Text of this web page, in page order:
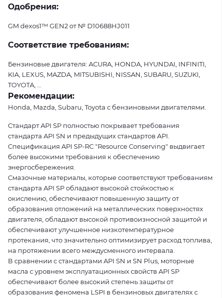
Одобрения:
GM dexos1™ GEN2 от № D10688HJ011
Соответствие требованиям:
Бензиновые двигателя: ACURA, HONDA, HYUNDAI, INFINITI,
KIA, LEXUS, MAZDA, MITSUBISHI, NISSAN, SUBARU, SUZUKI,
TOYOTA, …
Рекомендации:
Honda, Mazda, Subaru, Toyota с бензиновыми двигателями.
Стандарт API SP полностью покрывает требования
стандарта API SN и предыдущих стандартов API.
Спецификация API SP-RC "Resource Conserving" выдвигает
более высокими требования к обеспечению
энергосбережения.
Смазочные материалы, которые соответствуют требованиям
стандарта API SP обладают высокой стойкостью к
окислению, обеспечивают повышенную защиту от
образования отложений на металлических поверхностях
двигателя, обладают высокой противоизносной защитой и
обеспечивают улучшенное низкотемпературное
протекания, что значительно оптимизирует расход топлива,
на протяжении всего междусменного интервала.
В сравнении с стандартами API SN и SN Plus, моторные
масла с уровнем эксплуатационных свойств API SP
обеспечивают более высокий степень защиты от
образования феномена LSPI в бензиновых двигателях с